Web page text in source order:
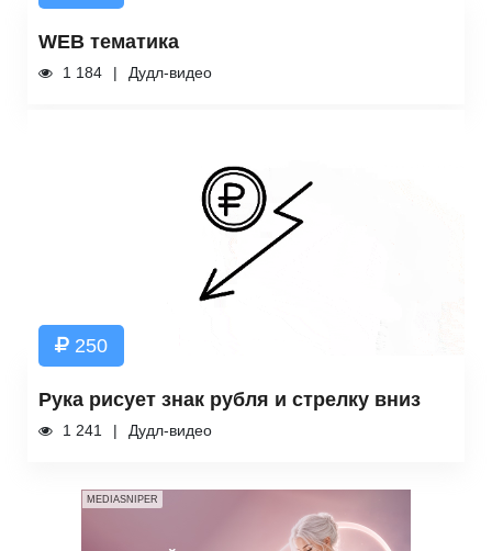
WEB тематика
1 184 Дудл-видео
250
Рука рисует знак рубля и стрелку вниз
1 241 Дудл-видео
MEDIASNIPER